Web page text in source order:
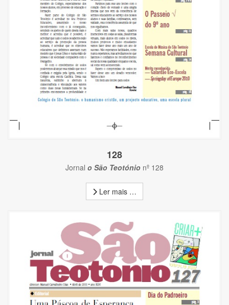
128
Jornal o São Teotónio nº 128
Ler mais …